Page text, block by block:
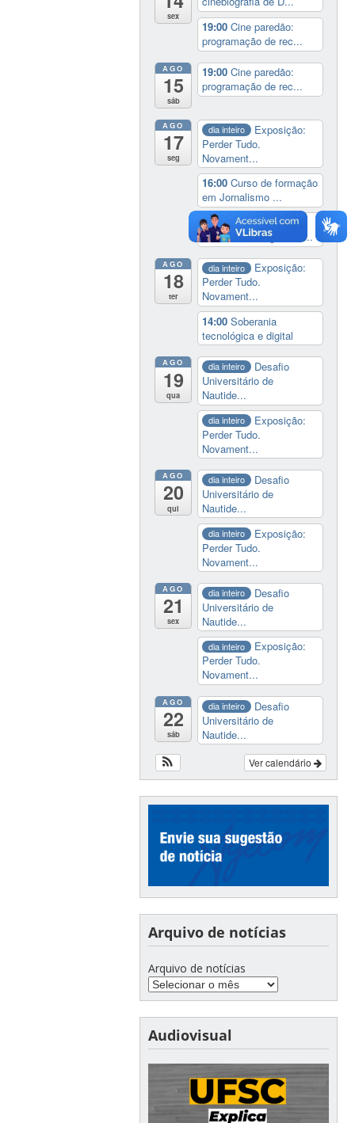
sex
19:00Cine paredão:
programação de rec...
AGO
15
sáb
19:00Cine paredão:
programação de rec...
AGO
17
seg
dia inteiro
Exposição:
Perder Tudo.
Novament...
16:00Curso de formação
em Jornalismo ...
19:00 Aula Magna do
IELA: Homenagem ao...
AGO
18
ter
dia inteiro
Exposição:
Perder Tudo.
Novament...
14:00Soberania
tecnológica e digital
AGO
19
qua
dia inteiro
Desafio
Universitário de
Nautide...
dia inteiro
Exposição:
Perder Tudo.
Novament...
AGO
20
qui
dia inteiro
Desafio
Universitário de
Nautide...
dia inteiro
Exposição:
Perder Tudo.
Novament...
AGO
21
sex
dia inteiro
Desafio
Universitário de
Nautide...
dia inteiro
Exposição:
Perder Tudo.
Novament...
AGO
22
sáb
dia inteiro
Desafio
Universitário de
Nautide...
Ver calendário
Arquivo de notícias
Arquivo de notícias
Audiovisual